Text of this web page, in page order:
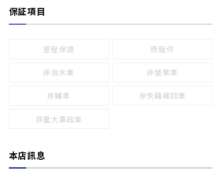
無
有
頭燈光源
保証項目
里程保證 原鈑件
非泡水車 非營業車
非贓車 非失竊尋回車
非重大事故車
本店訊息